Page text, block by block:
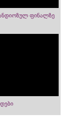
ფინალზე